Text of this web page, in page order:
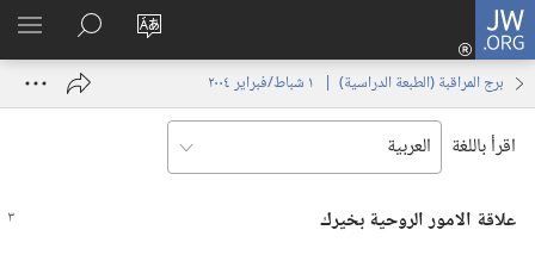
JW.ORG
تغيير
الموقع
تسجيل
الدخول
نافذة
البحث
في
JW.‎ORG
برج المراقبة (‏الطبعة الدراسية)‏ | ‏‎ ١‏ ‏‎شباط/فبراير‏ ‎٢٠٠٤
اقرأ باللغة
علاقة الامور الروحية بخيرك